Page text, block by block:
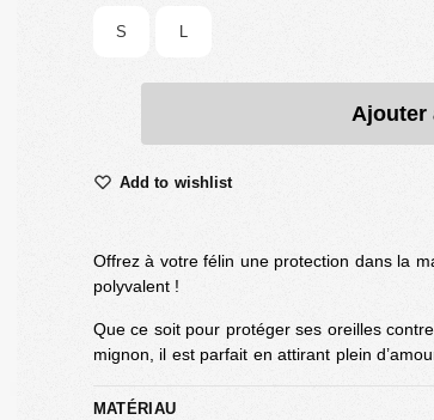
S
Ajouter
Add to wishlist
Offrez à votre félin une protection dans la
polyvalent !
Que ce soit pour protéger ses oreilles
mignon, il est parfait en attirant plein
MATÉRIAU